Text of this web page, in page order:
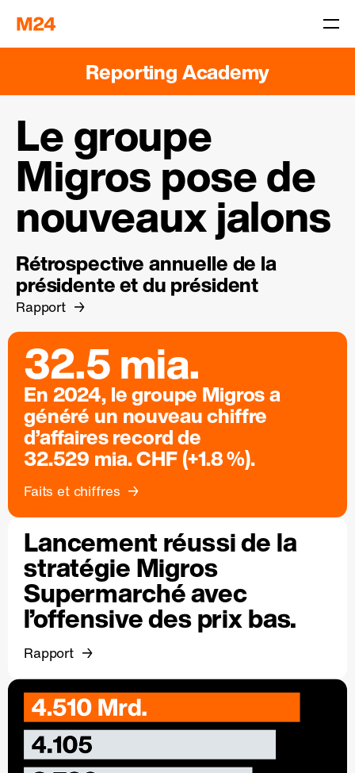
Reporting Academy
Le groupe
Migros pose de
nouveaux jalons
Rétrospective annuelle de la
présidente et du président
Rapport
32.5 mia.
En 2024, le groupe Migros a
généré un nouveau chiffre
d’affaires record de
32.529 mia. CHF (+1.8 %).
Faits et chiffres
Lancement réussi de la
stratégie Migros
Supermarché avec
l’offensive des prix bas.
Rapport